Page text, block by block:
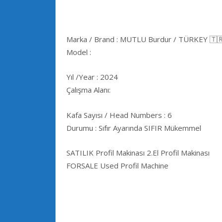
Marka / Brand : MUTLU Burdur / TÜRKEY
Model :
Yıl /Year : 2024
Çalışma Alanı:
Kafa Sayısı / Head Numbers : 6
Durumu : Sıfır Ayarında SIFIR Mükemmel
SATILIK Profil Makinası 2.El Profil Makinası
FORSALE Used Profil Machine